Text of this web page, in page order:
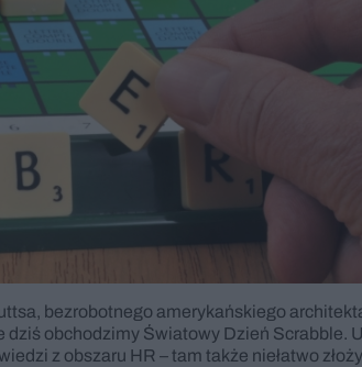
bezrobotnego amerykańskiego
dziś obchodzimy Światowy Dzień Scrabble.
z obszaru HR – tam także niełatwo